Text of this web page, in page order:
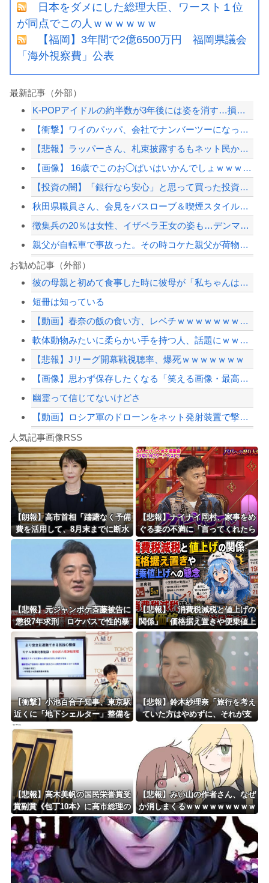
日本をダメにした総理大臣、ワースト１位
が同点でこの人ｗｗｗｗｗｗ
【福岡】3年間で2億6500万円 福岡県議会
「海外視察費」公表
最新記事（外部）
K-POPアイドルの約半数が3年後には姿を消す…損益分岐点突破は4％未満
【衝撃】ワイのパッパ、会社でナンバーツーになった結果ｗｗｗｗｗｗｗｗｗｗ
【悲報】ラッパーさん、札束披露するもネット民から「新社会人の初ボーナスくらいしか...
【画像】 16歳でこのお◯ぱいはいかんでしょｗｗｗwｗｗｗｗｗｗｗｗ❤
【投資の闇】「銀行なら安心」と思って買った投資信託、11年後に確認した結果……
秋田県職員さん、会見をバスローブ＆喫煙スタイルで対応してしまい大炎上ｗ
徴集兵の20％は女性、イザベラ王女の姿も…デンマークが新たな兵役制度開始！
親父が自転車で事故った。その時コケた親父が荷物で腹を突いて胃袋が切れ、5時間を超...
ジャンポケ斎藤と代理人のやりとり、「地獄すぎて完全にコントになってる……」と衝撃...
ショートスリーパー堀大輔、高須幹弥にブチギレ
【最近】冷たい空調服ってやつが出てるらしくめっちゃ欲しい
【配信者】「金バエ」のSNS更新が1週間途絶え、様々な憶測が飛び交う。1週間ぶり...
Powered by livedoor 相互RSS
お勧め記事（外部）
彼の母親と初めて食事した時に彼母が「私ちゃんは結婚したら仕事辞める予定なんですっ...
短冊は知っている
【動画】春奈の飯の食い方、レベチｗｗｗｗｗｗｗｗｗｗｗｗｗｗｗｗｗｗｗｗｗｗｗｗ
軟体動物みたいに柔らかい手を持つ人、話題にｗｗｗｗ「脳が理解を拒む」「ミギー」
【悲報】Jリーグ開幕戦視聴率、爆死ｗｗｗｗｗｗｗ
【画像】思わず保存したくなる「笑える画像・最高な画像」貼っていけｗｗｗｗｗ
幽霊って信じてないけどさ
【動画】ロシア軍のドローンをネット発射装置で撃墜するウクライナ。
実況「金メダルをとった萩野には俺さんへの挑戦権を手にしました！」俺「ほう君が萩野...
8/4のニュース
日本旅行キャンセルすべきか…1万年ぶり史上最大級の火山の兆し＝韓国の反応
更新中止のお知らせ
海外「おめでとうタキ！」リヴァプール南野がバースデーゴール！！
Powered by livedoor 相互RSS
人気記事画像RSS
【朗報】高市首相「躊躇なく予備
費を活用して、8月末までに断水
解消を目指す」 熊本地震
【悲報】ナイナイ岡村、家事をめ
ぐる妻の不満に「言ってくれたら
済む話やん」になるみ「バイトや
ったらクビやで」説教受け黙り込
む
【悲報】元ジャンポケ斉藤被告に
懲役7年求刑 ロケバスで性的暴
行の罪ｗｗｗｗｗｗｗｗｗ
【悲報】「消費税減税と値上げの
関係」「価格据え置きや便乗値上
げへの懸念」 – 消費税減税時の
小売価格の動向に注目集まる
【衝撃】小池百合子知事、東京駅
近くに「地下シェルター」整備を
【悲報】鈴木紗理奈「旅行を考え
ていた方はやめずに、それが支
援」
【悲報】高木美帆の国民栄誉賞受
賞副賞《包丁10本》に高市総理の
名前も刻印ｗｗｗｗｗｗｗｗｗ
【悲報】みい山の作者さん、なぜ
か消しまくるｗｗｗｗｗｗｗｗｗ
ｗｗｗｗｗｗ